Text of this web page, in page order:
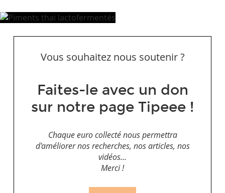
Vous souhaitez nous soutenir ?
Faites-le avec un don
sur notre page Tipeee !
Chaque euro collecté nous permettra
d'améliorer nos recherches, nos articles, nos
vidéos...
Merci !